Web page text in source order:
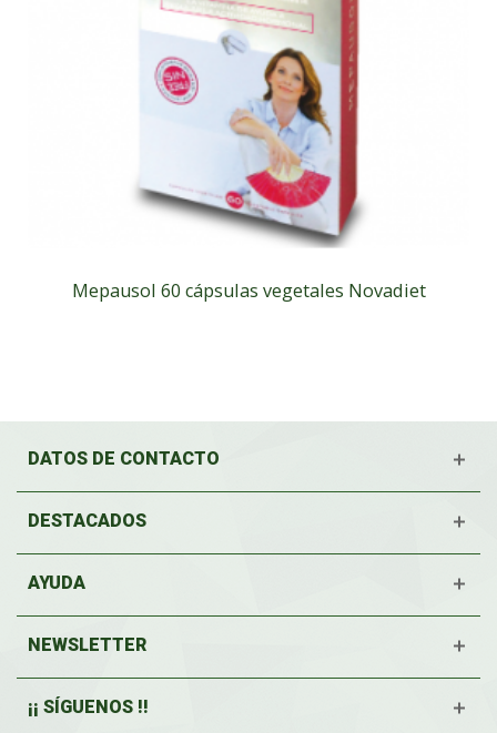
Mepausol 60 cápsulas vegetales Novadiet
DATOS DE CONTACTO
DESTACADOS
AYUDA
NEWSLETTER
¡¡ SÍGUENOS !!